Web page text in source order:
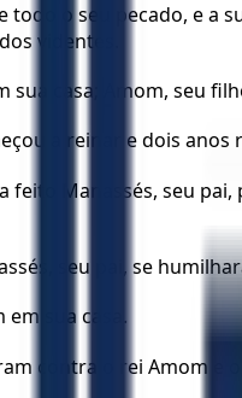
todo o seu pecado, e
videntes.
sua casa; Amom, seu
a reinar e dois anos
feito Manassés, seu
seu pai, se
em sua casa.
contra o rei Amom e